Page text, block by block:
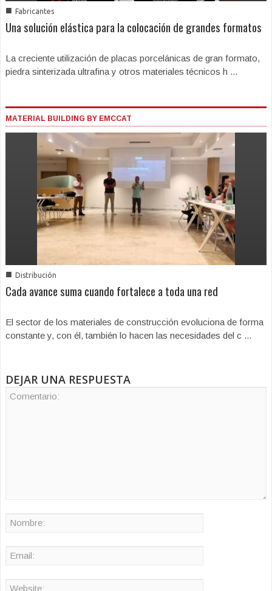
■ Fabricantes
Una solución elástica para la colocación de grandes formatos
La creciente utilización de placas porcelánicas de gran formato,
piedra sinterizada ultrafina y otros materiales técnicos h ...
MATERIAL BUILDING BY EMCCAT
■ Distribución
Cada avance suma cuando fortalece a toda una red
El sector de los materiales de construcción evoluciona de forma
constante y, con él, también lo hacen las necesidades del c ...
DEJAR UNA RESPUESTA